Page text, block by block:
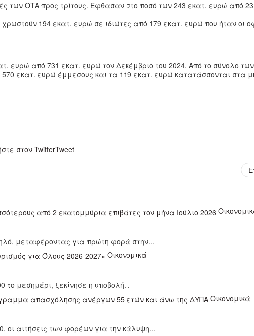
των ΟΤΑ προς τρίτους. Έφθασαν στο ποσό των 243 εκατ. ευρώ από
194 εκατ. ευρώ σε ιδιώτες από 179 εκατ. ευρώ που ήταν οι
ευρώ από 731 εκατ. ευρώ τον Δεκέμβριο του 2024. Από το σύνολο
εκατ. ευρώ έμμεσους και τα 119 εκατ. ευρώ κατατάσσονται στα
στον TwitterTweet
μεταφέροντας για πρώτη φορά στην...
Οικονομικά
το μεσημέρι, ξεκίνησε η υποβολή...
Οικονομικά
οι αιτήσεις των φορέων για την κάλυψη...